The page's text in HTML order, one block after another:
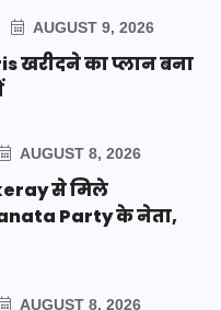
AUGUST 9, 2026
खरीदने का प्लान बना
AUGUST 8, 2026
से मिले
Party के नेता,
AUGUST 8, 2026